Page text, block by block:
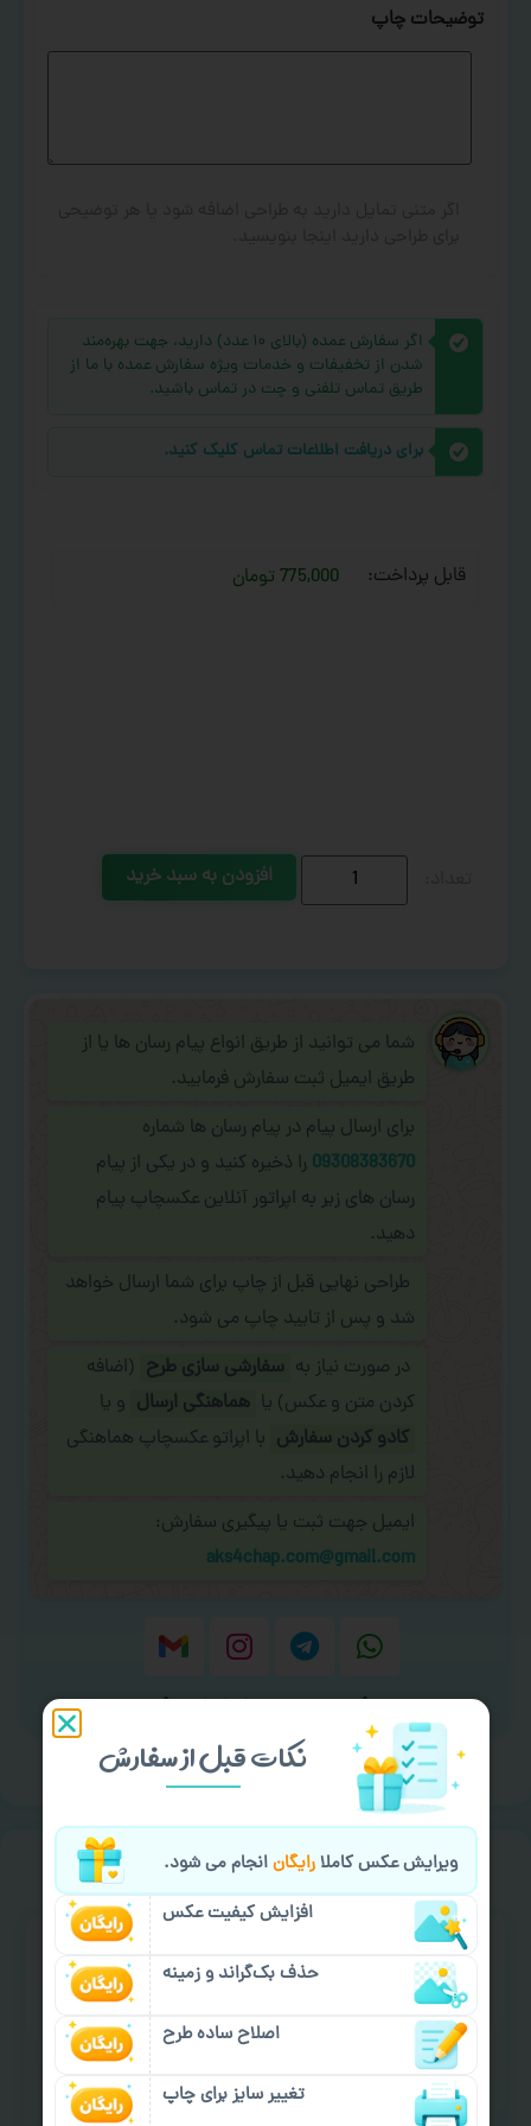
توضیحات چاپ
اگر سفارش عمده (بالای ۱۰ عدد) دارید، جهت بهره‌مند
شدن از تخفیفات و خدمات ویژه سفارش عمده با ما از
طریق تماس تلفنی و چت در تماس باشید.
برای دریافت اطلاعات تماس کلیک کنید.
قابل پرداخت: 775,000 تومان
افزودن به سبد خرید
شما می توانید از طریق انواع پیام رسان ها یا از
طریق ایمیل ثبت سفارش فرمایید.
برای ارسال پیام در پیام رسان ها شماره
09308383670 را ذخیره کنید و در یکی از پیام
رسان های زیر به اپراتور آنلاین عکسچاپ پیام
دهید.
طراحی نهایی قبل از چاپ برای شما ارسال خواهد
شد و پس از تایید چاپ می شود.
در صورت نیاز به سفارشی سازی طرح (اضافه
کردن متن و عکس) یا هماهنگی ارسال و یا
کادو کردن سفارش با اپراتو عکسچاپ هماهنگی
لازم را انجام دهید.
ایمیل جهت ثبت یا پیگیری سفارش:
aks4chap.com@gmail.com
برای ارسال پیام کلیک کنید
خیالت راحت ازسفارش گیری
سفارش گیری آنلاین چاپ عمده و فوری
نکات قبل از سفارش
ویرایش عکس کاملارایگانانجام می شود.
افزایش کیفیت عکس
حذف بک‌گراند و زمینه
اصلاح ساده طرح
تغییر سایز برای چاپ